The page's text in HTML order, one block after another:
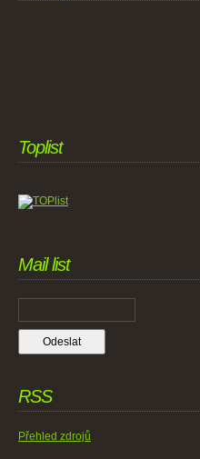
Toplist
Mail list
RSS
Přehled zdrojů